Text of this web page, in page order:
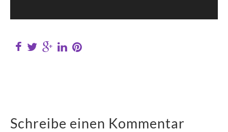
Schreibe einen Kommentar